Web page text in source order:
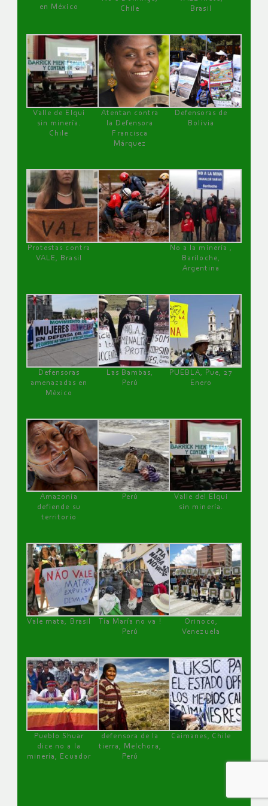
en México
Chile
Brasil
Valle de Elqui
sin minería.
Chile
Atentan contra
la Defensora
Francisca
Márquez
Defensoras de
Bolivia
Protestas contra
VALE, Brasil
No a la minería ,
Bariloche,
Argentina
Defensoras
amenazadas en
México
Las Bambas,
Perú
PUEBLA, Pue, 27
Enero
Amazonía
defiende su
territorio
Perú
Valle del Elqui
sin minería.
Vale mata, Brasil
Tía María no va !
Perú
Orinoco,
Venezuela
Pueblo Shuar
dice no a la
minería, Ecuador
defensora de la
tierra, Melchora,
Perú
Caimanes, Chile